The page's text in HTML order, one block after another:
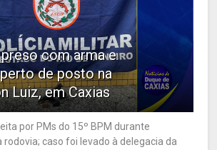
com arma e
de posto na
Luiz, em Caxias
por PMs do 15º BPM durante
caso foi levado à delegacia da